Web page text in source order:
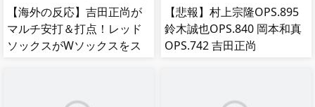
【海外の反応】吉田正尚が
マルチ安打＆打点！レッド
ソックスがWソックスをス
【悲報】村上宗隆OPS.895
鈴木誠也OPS.840 岡本和真
OPS.742 吉田正尚